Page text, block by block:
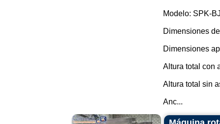
Modelo: SPK-
Dimensiones
Dimensiones
Altura total con
Altura total sin
Anc...